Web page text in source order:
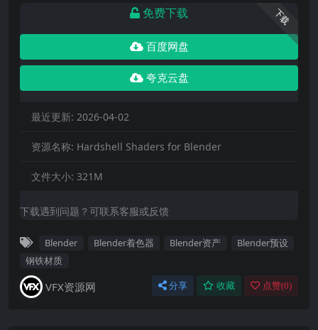
下载
免费下载
百度网盘
夸克云盘
最近更新: 2026-04-02
资源名称: Hardshell Shaders for Blender
文件大小: 321M
下载遇到问题？可联系客服或反馈
Blender Blender着色器 Blender资产
Blender预设
钢铁材质
VFX资源网 分享 收藏 点赞(0)